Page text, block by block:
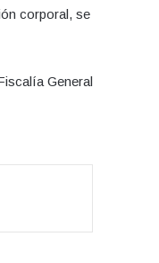
corporal, se
General